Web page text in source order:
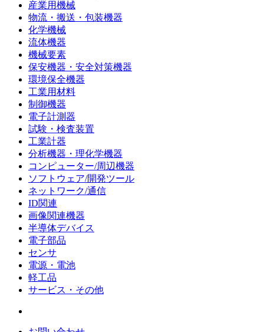
産業用機械
物流・搬送・包装機器
化学機械
流体機器
機械要素
保安機器・安全対策機器
環境保全機器
工業用材料
制御機器
電子計測器
試験・検査装置
工業計器
分析機器・理化学機器
コンピューター/周辺機器
ソフトウェア/開発ツール
ネットワーク/通信
ID関連
画像関連機器
半導体デバイス
電子部品
センサ
電源・電池
軽工品
サービス・その他